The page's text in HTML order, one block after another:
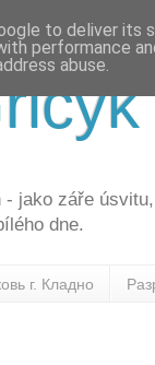
- jako záře úsvitu,
dne.
г. Кладно
to deliver its
performance
abuse.